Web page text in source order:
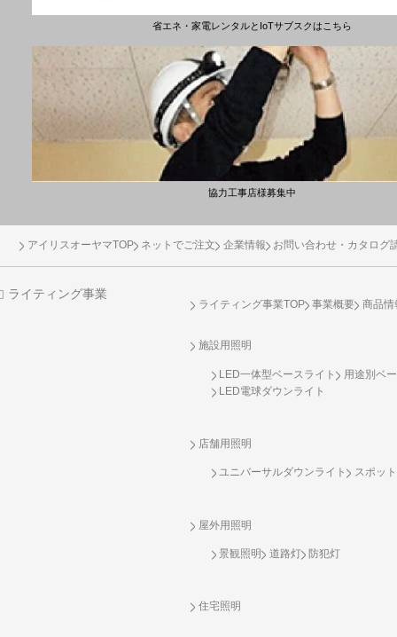
省エネ・家電レンタルとIoTサブスクはこちら
協力工事店様募集中
アイリスオーヤマTOP ネットでご注文 企業情報 お問い合わせ・カタログ
ライティング事業
ライティング事業TOP 事業概要 商品情
施設用照明
LED一体型ベースライト
用途別ベ
LED電球ダウンライト
店舗用照明
ユニバーサルダウンライト スポッ
屋外用照明
景観照明 道路灯 防犯灯
住宅照明